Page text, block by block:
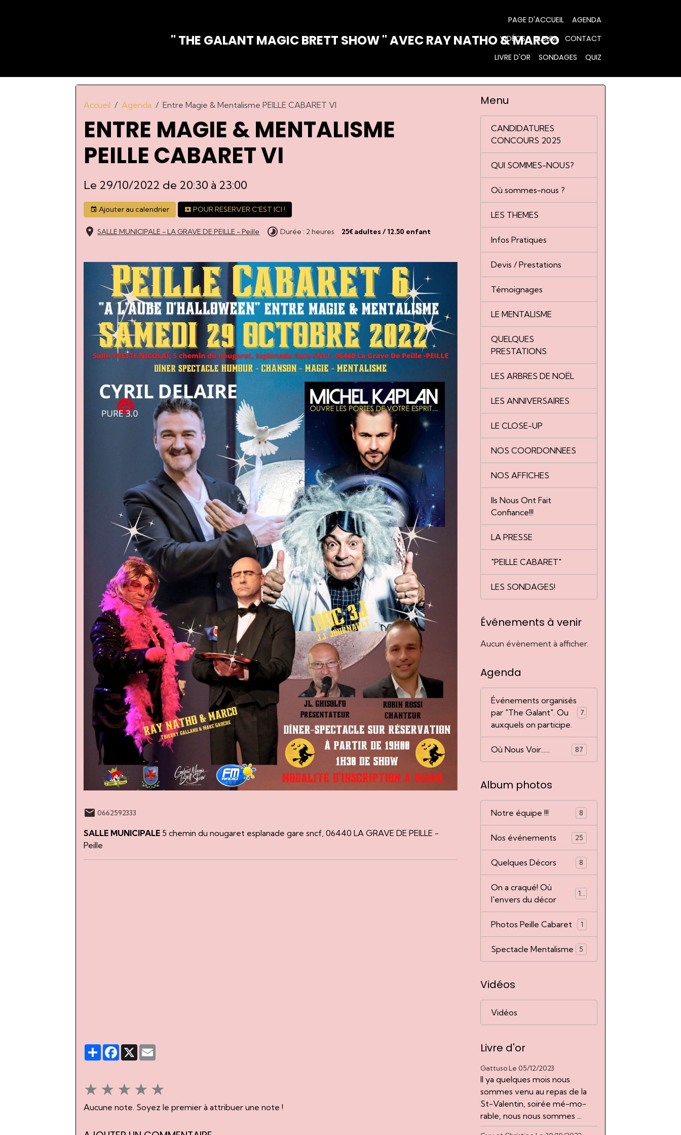
" THE GALANT MAGIC BRETT SHOW " AVEC RAY NATHO & MARCO
PAGE D'ACCUEIL
AGENDA
VIDÉOS
ALBUM
CONTACT
LIVRE D'OR
SONDAGES QUIZ
Accueil Agenda Entre Magie & Mentalisme PEILLE CABARET VI
ENTRE MAGIE & MENTALISME
PEILLE CABARET VI
Le 29/10/2022 de 20:30 à 23:00
Ajouter au calendrier POUR RESERVER C'EST ICI !
SALLE MUNICIPALE - LA GRAVE DE PEILLE - Peille Durée : 2 heures 25€ adultes / 12.50 enfant
0662592333
SALLE MUNICIPALE 5 chemin du nougaret esplanade gare sncf, 06440 LA GRAVE DE PEILLE -
Peille
PartagerFacebook
X
★ ★ ★ ★ ★
Aucune note. Soyez le premier à attribuer une note !
Menu
CANDIDATURES
CONCOURS 2025
QUI SOMMES-NOUS?
Où sommes-nous ?
LES THEMES
Infos Pratiques
Devis / Prestations
Témoignages
LE MENTALISME
QUELQUES
PRESTATIONS
LES ARBRES DE NOËL
LES ANNIVERSAIRES
LE CLOSE-UP
NOS COORDONNEES
NOS AFFICHES
Ils Nous Ont Fait
Confiance!!!
LA PRESSE
"PEILLE CABARET"
LES SONDAGES!
Événements à venir
Aucun évènement à afficher.
Agenda
Événements organisés
par "The Galant". Ou
auxquels on participe.
77
Où Nous Voir...... 87
Album photos
Notre équipe !!! 8
Nos événements 25
Quelques Décors 8
On a craqué! Où
l'envers du décor
14
Photos Peille Cabaret 1
Spectacle Mentalisme 5
Vidéos
Vidéos
Livre d'or
Gattuso Le 05/12/2023
Il ya quelques mois nous
sommes venu au repas de la
St-Valentin, soirée mé-mo-
rable, nous nous sommes ...